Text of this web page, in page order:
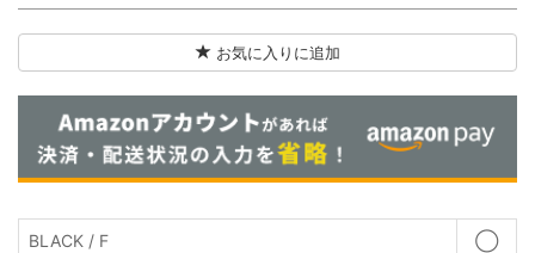
お気に入りに追加
BLACK / F ◯